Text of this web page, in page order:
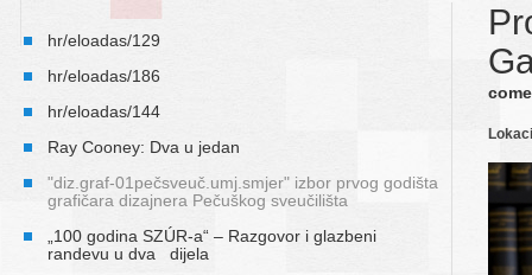
hr/eloadas/129
hr/eloadas/186
hr/eloadas/144
Ray Cooney: Dva u jedan
"diz.graf-01pečsveuč.umj.smjer" izbor prvog godišta
grafičara dizajnera Pečuškog sveučilišta
„100 godina SZÚR-a“ – Razgovor i glazbeni
randevu u dva dijela